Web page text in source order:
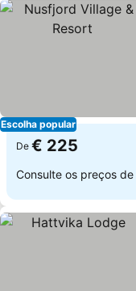
Escolha popular
De € 225
Consulte os preços de